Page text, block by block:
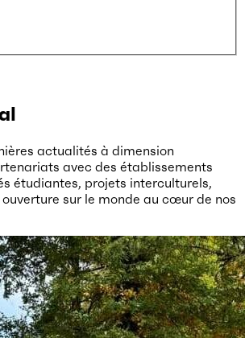
actualités à dimension
avec des établissements
étudiantes, projets interculturels,
sur le monde au cœur de nos